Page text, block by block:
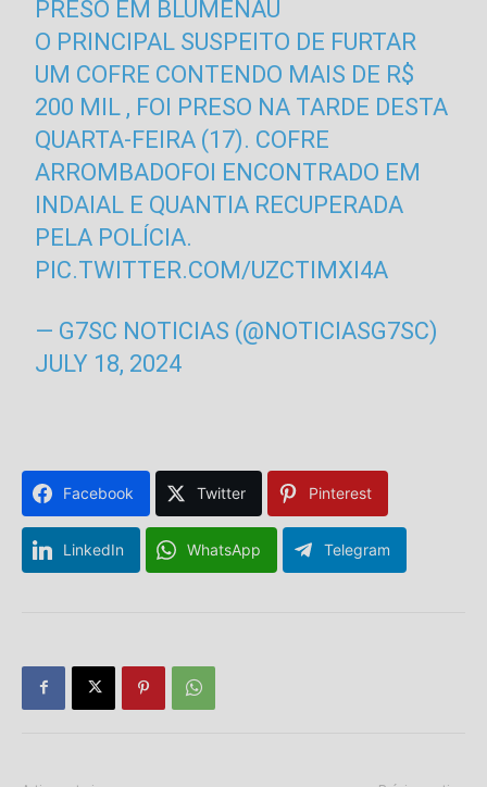
PRESO EM BLUMENAU
O PRINCIPAL SUSPEITO DE FURTAR
UM COFRE CONTENDO MAIS DE R$
200 MIL , FOI PRESO NA TARDE DESTA
QUARTA-FEIRA (17). COFRE
ARROMBADOFOI ENCONTRADO EM
INDAIAL E QUANTIA RECUPERADA
PELA POLÍCIA.
PIC.TWITTER.COM/UZCTIMXI4A
— G7SC NOTICIAS (@NOTICIASG7SC)
JULY 18, 2024
Facebook Twitter Pinterest
LinkedIn WhatsApp Telegram